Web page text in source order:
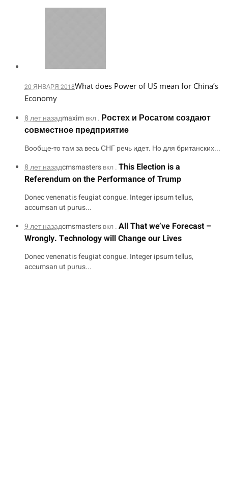
20 ЯНВАРЯ 2018What does Power of US mean for China’s
Economy
8 лет назадmaximвкл . Ростех и Росатом создают
совместное предприятие
Вообще-то там за весь СНГ речь идет. Но для британских...
8 лет назадcmsmastersвкл .This Election is a
Referendum on the Performance of Trump
Donec venenatis feugiat congue. Integer ipsum tellus,
accumsan ut purus...
9 лет назадcmsmastersвкл .All That we’ve Forecast –
Wrongly. Technology will Change our Lives
Donec venenatis feugiat congue. Integer ipsum tellus,
accumsan ut purus...